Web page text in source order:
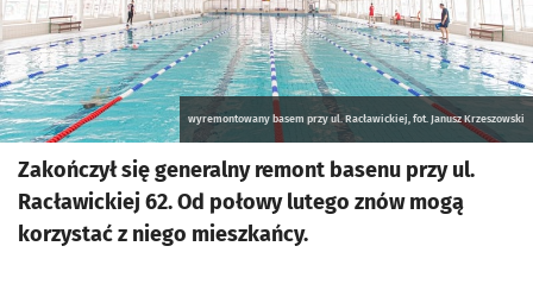
wyremontowany basem przy ul. Racławickiej, fot. Janusz Krzeszowski
Zakończył się generalny remont basenu przy ul.
Racławickiej 62. Od połowy lutego znów mogą
korzystać z niego mieszkańcy.